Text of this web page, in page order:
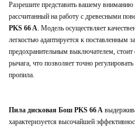
Разрешите представить вашему
рассчитанный на работу с древесными
PKS 66 A. Модель осуществляет
легкостью адаптируется к поставленным
предохранительным выключателем,
рычага, что позволяет точно
пропила.
Пила дисковая Бош PKS 66 A
характеризуется высочайшей